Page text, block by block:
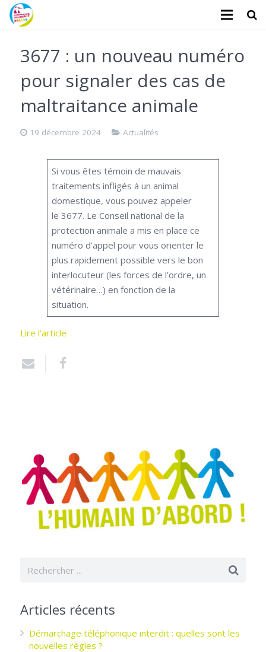
Logements
Faire un don
3677 : un nouveau numéro
pour signaler des cas de
maltraitance animale
19 décembre 2024 Actualités
Si vous êtes témoin de mauvais
traitements infligés à un animal
domestique, vous pouvez appeler
le 3677. Le Conseil national de la
protection animale a mis en place ce
numéro d’appel pour vous orienter le
plus rapidement possible vers le bon
interlocuteur (les forces de l’ordre, un
vétérinaire…) en fonction de la
situation.
Lire l’article
Articles récents
Démarchage téléphonique interdit : quelles sont les
nouvelles règles ?